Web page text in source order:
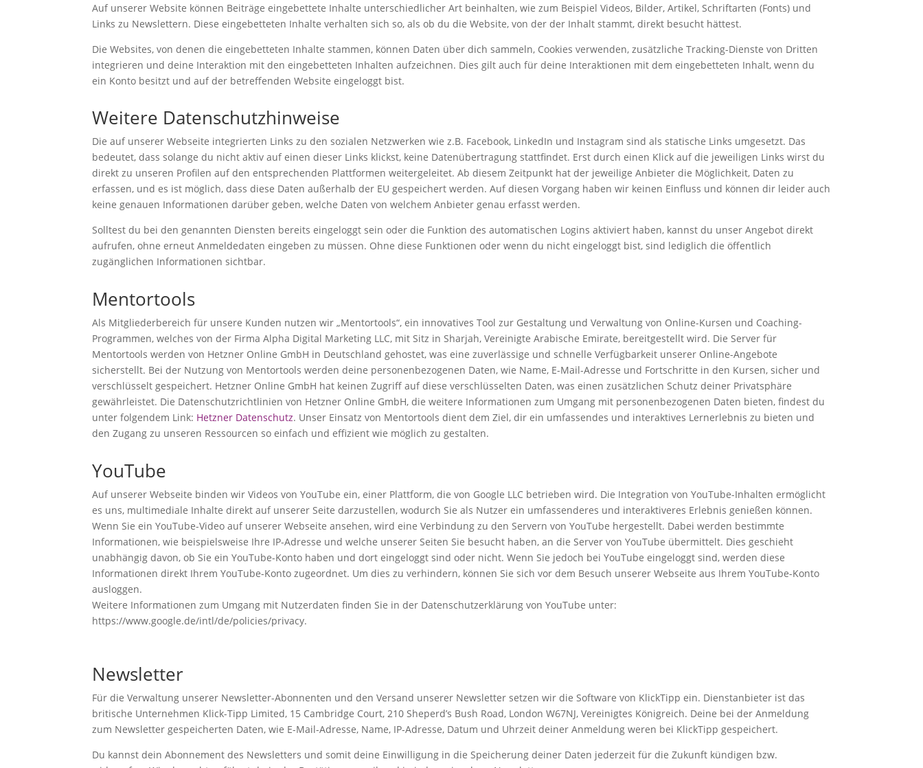
Auf unserer Website können Beiträge eingebettete Inhalte unterschiedlicher Art beinhalten, wie zum Beispiel Videos, Bilder, Artikel, Schriftarten (Fonts) und
Links zu Newslettern. Diese eingebetteten Inhalte verhalten sich so, als ob du die Website, von der der Inhalt stammt, direkt besucht hättest.
Die Websites, von denen die eingebetteten Inhalte stammen, können Daten über dich sammeln, Cookies verwenden, zusätzliche Tracking-Dienste von Dritten
integrieren und deine Interaktion mit den eingebetteten Inhalten aufzeichnen. Dies gilt auch für deine Interaktionen mit dem eingebetteten Inhalt, wenn du
ein Konto besitzt und auf der betreffenden Website eingeloggt bist.
Weitere Datenschutzhinweise
Die auf unserer Webseite integrierten Links zu den sozialen Netzwerken wie z.B. Facebook, LinkedIn und Instagram sind als statische Links umgesetzt. Das
bedeutet, dass solange du nicht aktiv auf einen dieser Links klickst, keine Datenübertragung stattfindet. Erst durch einen Klick auf die jeweiligen Links wirst du
direkt zu unseren Profilen auf den entsprechenden Plattformen weitergeleitet. Ab diesem Zeitpunkt hat der jeweilige Anbieter die Möglichkeit, Daten zu
erfassen, und es ist möglich, dass diese Daten außerhalb der EU gespeichert werden. Auf diesen Vorgang haben wir keinen Einfluss und können dir leider auch
keine genauen Informationen darüber geben, welche Daten von welchem Anbieter genau erfasst werden.
Solltest du bei den genannten Diensten bereits eingeloggt sein oder die Funktion des automatischen Logins aktiviert haben, kannst du unser Angebot direkt
aufrufen, ohne erneut Anmeldedaten eingeben zu müssen. Ohne diese Funktionen oder wenn du nicht eingeloggt bist, sind lediglich die öffentlich
zugänglichen Informationen sichtbar.
Mentortools
Als Mitgliederbereich für unsere Kunden nutzen wir „Mentortools“, ein innovatives Tool zur Gestaltung und Verwaltung von Online-Kursen und Coaching-
Programmen, welches von der Firma Alpha Digital Marketing LLC, mit Sitz in Sharjah, Vereinigte Arabische Emirate, bereitgestellt wird. Die Server für
Mentortools werden von Hetzner Online GmbH in Deutschland gehostet, was eine zuverlässige und schnelle Verfügbarkeit unserer Online-Angebote
sicherstellt. Bei der Nutzung von Mentortools werden deine personenbezogenen Daten, wie Name, E-Mail-Adresse und Fortschritte in den Kursen, sicher und
verschlüsselt gespeichert. Hetzner Online GmbH hat keinen Zugriff auf diese verschlüsselten Daten, was einen zusätzlichen Schutz deiner Privatsphäre
gewährleistet. Die Datenschutzrichtlinien von Hetzner Online GmbH, die weitere Informationen zum Umgang mit personenbezogenen Daten bieten, findest du
unter folgendem Link: Hetzner Datenschutz. Unser Einsatz von Mentortools dient dem Ziel, dir ein umfassendes und interaktives Lernerlebnis zu bieten und
den Zugang zu unseren Ressourcen so einfach und effizient wie möglich zu gestalten.
YouTube
Auf unserer Webseite binden wir Videos von YouTube ein, einer Plattform, die von Google LLC betrieben wird. Die Integration von YouTube-Inhalten ermöglicht
es uns, multimediale Inhalte direkt auf unserer Seite darzustellen, wodurch Sie als Nutzer ein umfassenderes und interaktiveres Erlebnis genießen können.
Wenn Sie ein YouTube-Video auf unserer Webseite ansehen, wird eine Verbindung zu den Servern von YouTube hergestellt. Dabei werden bestimmte
Informationen, wie beispielsweise Ihre IP-Adresse und welche unserer Seiten Sie besucht haben, an die Server von YouTube übermittelt. Dies geschieht
unabhängig davon, ob Sie ein YouTube-Konto haben und dort eingeloggt sind oder nicht. Wenn Sie jedoch bei YouTube eingeloggt sind, werden diese
Informationen direkt Ihrem YouTube-Konto zugeordnet. Um dies zu verhindern, können Sie sich vor dem Besuch unserer Webseite aus Ihrem YouTube-Konto
ausloggen.
Weitere Informationen zum Umgang mit Nutzerdaten finden Sie in der Datenschutzerklärung von YouTube unter:
https://www.google.de/intl/de/policies/privacy.
Newsletter
Für die Verwaltung unserer Newsletter-Abonnenten und den Versand unserer Newsletter setzen wir die Software von KlickTipp ein. Dienstanbieter ist das
britische Unternehmen Klick-Tipp Limited, 15 Cambridge Court, 210 Sheperd’s Bush Road, London W67NJ, Vereinigtes Königreich. Deine bei der Anmeldung
zum Newsletter gespeicherten Daten, wie E-Mail-Adresse, Name, IP-Adresse, Datum und Uhrzeit deiner Anmeldung weren bei KlickTipp gespeichert.
Du kannst dein Abonnement des Newsletters und somit deine Einwilligung in die Speicherung deiner Daten jederzeit für die Zukunft kündigen bzw.